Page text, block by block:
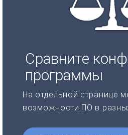
Сравните
программы
На отдельной странице
возможности ПО в